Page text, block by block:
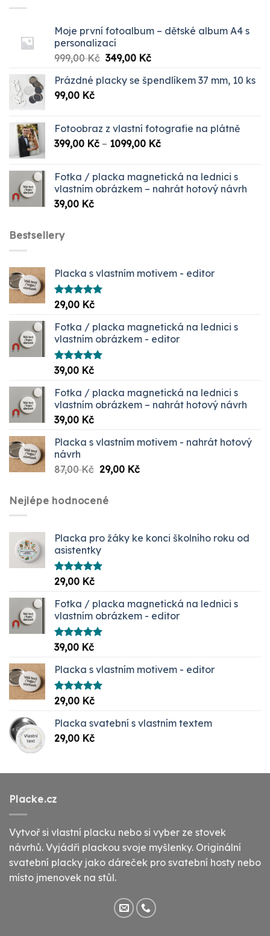
Moje první fotoalbum – dětské album A4 s
personalizací
999,00Kč Původní
byla:
349,00 KčAktuální
je:
Prázdné placky se špendlíkem 37 mm, 10 ks
99,00 Kč
Fotoobraz z vlastní fotografie na plátně
399,00 Kč – 1099,00 KčRozpětí
až
1099,00 Kč
Fotka / placka magnetická na lednici s
vlastním obrázkem – nahrát hotový návrh
39,00 Kč
Bestsellery
Placka s vlastním motivem - editor
Hodnocení
5.00
29,00 Kč
Fotka / placka magnetická na lednici s
vlastním obrázkem - editor
Hodnocení
5.00
39,00 Kč
Fotka / placka magnetická na lednici s
vlastním obrázkem – nahrát hotový návrh
39,00 Kč
Placka s vlastním motivem - nahrát hotový
návrh
87,00Kč Původní
byla:
87,00 Kč.
29,00 KčAktuální
Nejlépe hodnocené
Placka pro žáky ke konci školního roku od
asistentky
Hodnocení
5.00
29,00 Kč
Fotka / placka magnetická na lednici s
vlastním obrázkem - editor
Hodnocení
5.00
39,00 Kč
Placka s vlastním motivem - editor
Hodnocení
5.00
29,00 Kč
Placka svatební s vlastním textem
29,00 Kč
Placke.cz
Vytvoř si vlastní placku nebo si vyber ze stovek
návrhů. Vyjádři plackou svoje myšlenky. Originální
svatební placky jako dáreček pro svatební hosty nebo
místo jmenovek na stůl.